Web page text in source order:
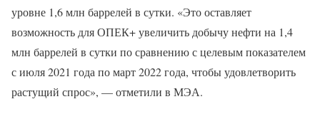
уровне 1,6 млн баррелей в сутки. «Это оставляет
возможность для ОПЕК+ увеличить добычу нефти на 1,4
млн баррелей в сутки по сравнению с целевым показателем
с июля 2021 года по март 2022 года, чтобы удовлетворить
растущий спрос», — отметили в МЭА.